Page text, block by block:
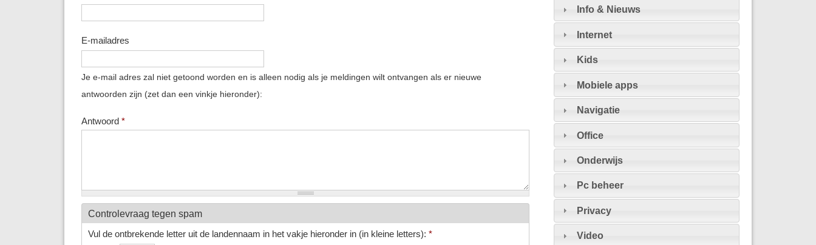
E-mailadres
Je e-mail adres zal niet getoond worden en is alleen nodig als je meldingen wilt ontvangen als er nieuwe
antwoorden zijn (zet dan een vinkje hieronder):
Antwoord *
Controlevraag tegen spam
Vul de ontbrekende letter uit de landennaam in het vakje hieronder in (in kleine letters): *
Info & Nieuws
Internet
Kids
Mobiele apps
Navigatie
Office
Onderwijs
Pc beheer
Privacy
Video